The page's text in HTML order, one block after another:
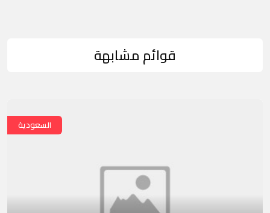
قوائم مشابهة
السعودية